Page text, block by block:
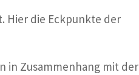
Hier die Eckpunkte der
in Zusammenhang mit der